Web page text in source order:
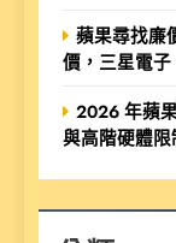
蘋果尋找廉
價，三星電
2026 年蘋
與高階硬體